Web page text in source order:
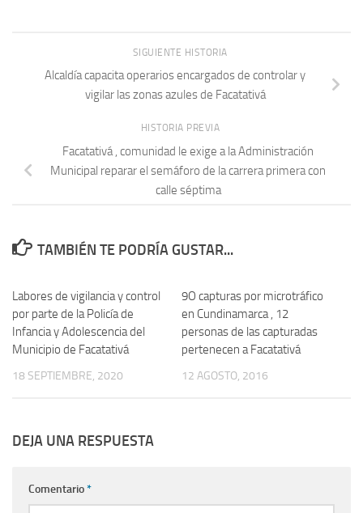
SIGUIENTE HISTORIA
Alcaldía capacita operarios encargados de controlar y
vigilar las zonas azules de Facatativá
HISTORIA PREVIA
Facatativá , comunidad le exige a la Administración
Municipal reparar el semáforo de la carrera primera con
calle séptima
TAMBIÉN TE PODRÍA GUSTAR...
Labores de vigilancia y control
por parte de la Policía de
Infancia y Adolescencia del
Municipio de Facatativá
18 SEPTIEMBRE, 2020
9O capturas por microtráfico
en Cundinamarca , 12
personas de las capturadas
pertenecen a Facatativá
12 AGOSTO, 2016
DEJA UNA RESPUESTA
Comentario*